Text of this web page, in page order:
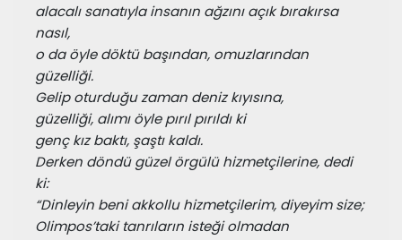
alacalı sanatıyla insanın ağzını açık bırakırsa
nasıl,
o da öyle döktü başından, omuzlarından
güzelliği.
Gelip oturduğu zaman deniz kıyısına,
güzelliği, alımı öyle pırıl pırıldı ki
genç kız baktı, şaştı kaldı.
Derken döndü güzel örgülü hizmetçilerine, dedi
ki:
“Dinleyin beni akkollu hizmetçilerim, diyeyim size;
Olimpos’taki tanrıların isteği olmadan